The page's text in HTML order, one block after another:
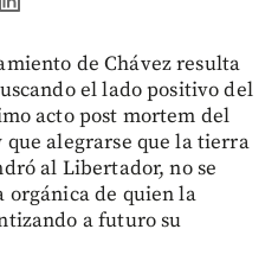
de Chávez resulta
el lado positivo del
acto post mortem del
alegrarse que la tierra
al Libertador, no se
orgánica de quien la
a futuro su